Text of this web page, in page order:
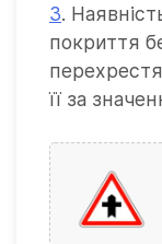
3.
покриття
її за